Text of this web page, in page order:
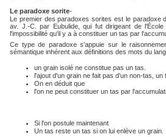
Le paradoxe sorite-
Le premier des paradoxes sorites est le paradoxe
av. J.‑C. par Eubulide, qui fut dirigeant de
l'impossibilité qu'il y a à constituer un tas par
Ce type de paradoxe s'appuie sur le
sémantique inhérent aux définitions des mots du
un grain isolé ne constitue pas un tas.
l'ajout d'un grain ne fait pas d'un non-tas, un
On en déduit que
l'on ne peut constituer un tas par
Si l'on postule maintenant
Un tas reste un tas si on lui enlève un grain.